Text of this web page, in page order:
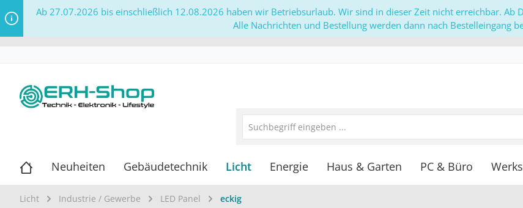
Ab 27.07.2026 bis einschließlich 12.08.2026 haben wir Betriebsurlaub. Wir sind in dieser Zeit nicht erreichbar.
Alle Nachrichten und Bestellung werden dann nach Bestelleingang
Neuheiten Gebäudetechnik Licht Energie Haus & Garten PC & Büro
Licht Industrie / Gewerbe LED Panel eckig